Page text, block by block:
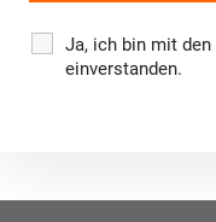
Ja, ich bin mit den
einverstanden.